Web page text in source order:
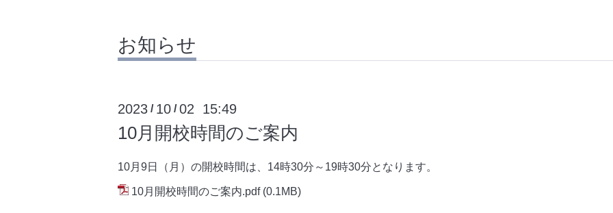
お知らせ
2023 / 10 /02 15:49
10月開校時間のご案内
10月9日（月）の開校時間は、14時30分～19時30分となります。
10月開校時間のご案内.pdf (0.1MB)